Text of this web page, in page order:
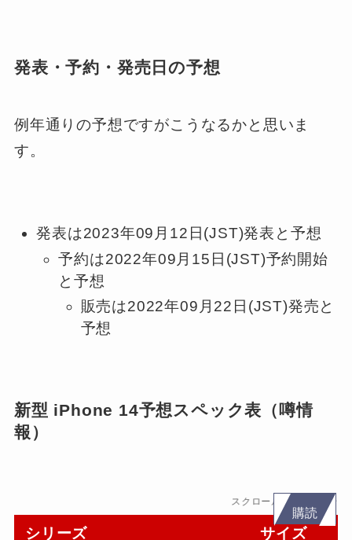
発表・予約・発売日の予想
例年通りの予想ですがこうなるかと思いま
す。
発表は2023年09月12日(JST)発表と予想
予約は2022年09月15日(JST)予約開始
と予想
販売は2022年09月22日(JST)発売と
予想
新型 iPhone 14予想スペック表（噂情
報）
スクロールできます
シリーズ サイズ
購読